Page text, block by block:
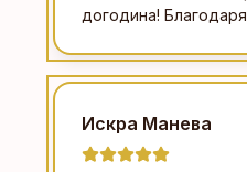
догодина!
Искра Манева